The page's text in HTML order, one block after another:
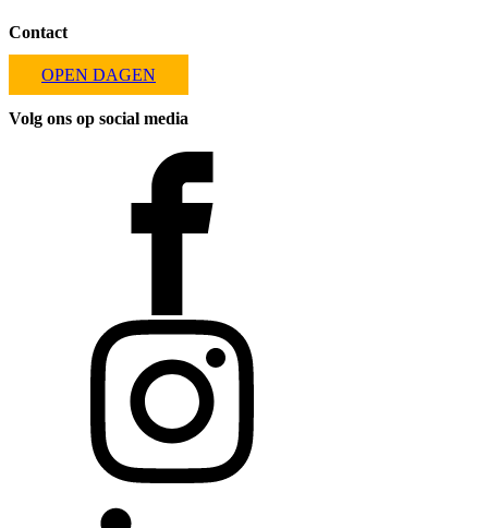
Contact
OPEN DAGEN
Volg ons op social media